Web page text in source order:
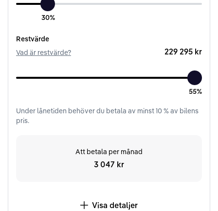
30%
Restvärde
Vad är restvärde?
229 295 kr
55%
Under lånetiden behöver du betala av minst10% av bilens
pris.
Att betala per månad
3 047 kr
Visa detaljer